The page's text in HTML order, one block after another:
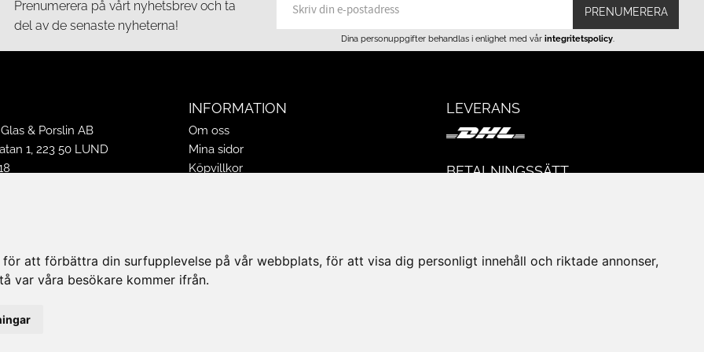
att förbättra din surfupplevelse på vår webbplats, för att visa dig personligt innehåll och riktade annonser,
var våra besökare kommer ifrån.
Prenumerera på vårt nyhetsbrev och ta
del av de senaste nyheterna!
PRENUMERERA
Dina personuppgifter behandlas i enlighet med vår integritetspolicy.
& Porslin AB
1, 223 50 LUND
2026
INFORMATION
Om oss
Mina sidor
Köpvillkor
LEVERANS
BETALNINGSSÄTT
kontanter.